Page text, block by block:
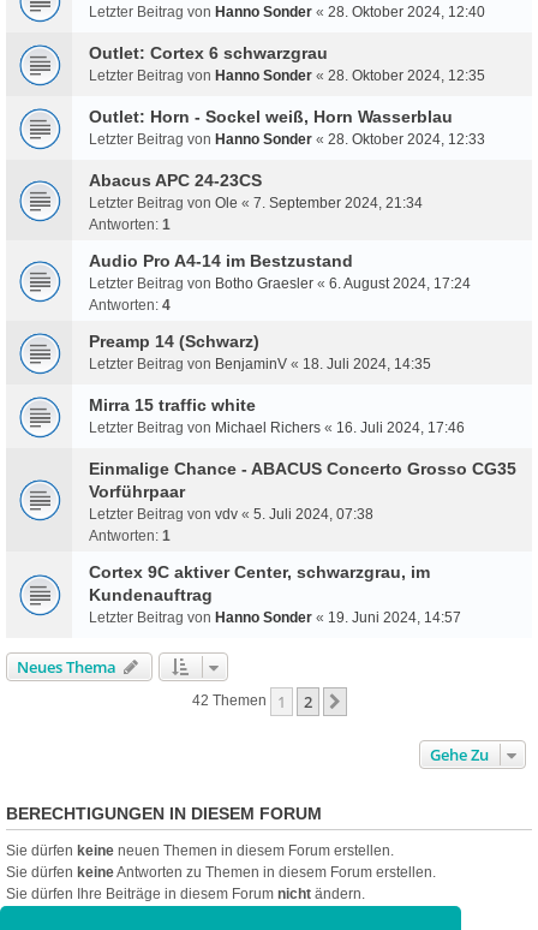
Letzter Beitrag von Hanno Sonder « 28. Oktober 2024, 12:40
Outlet: Cortex 6 schwarzgrau
Letzter Beitrag von Hanno Sonder « 28. Oktober 2024, 12:35
Outlet: Horn - Sockel weiß, Horn Wasserblau
Letzter Beitrag von Hanno Sonder « 28. Oktober 2024, 12:33
Abacus APC 24-23CS
Letzter Beitrag von Ole « 7. September 2024, 21:34
Antworten: 1
Audio Pro A4-14 im Bestzustand
Letzter Beitrag von Botho Graesler « 6. August 2024, 17:24
Antworten: 4
Preamp 14 (Schwarz)
Letzter Beitrag von BenjaminV « 18. Juli 2024, 14:35
Mirra 15 traffic white
Letzter Beitrag von Michael Richers « 16. Juli 2024, 17:46
Einmalige Chance - ABACUS Concerto Grosso CG35
Vorführpaar
Letzter Beitrag von vdv « 5. Juli 2024, 07:38
Antworten: 1
Cortex 9C aktiver Center, schwarzgrau, im
Kundenauftrag
Letzter Beitrag von Hanno Sonder « 19. Juni 2024, 14:57
Neues Thema
42 Themen 1 2
Gehe Zu
BERECHTIGUNGEN IN DIESEM FORUM
Sie dürfen keine neuen Themen in diesem Forum erstellen.
Sie dürfen keineAntworten zu Themen in diesem Forum erstellen.
Sie dürfen Ihre Beiträge in diesem Forum nicht ändern.